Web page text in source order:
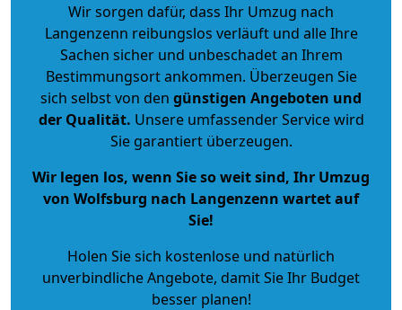
Wir sorgen dafür, dass Ihr Umzug nach
Langenzenn reibungslos verläuft und alle Ihre
Sachen sicher und unbeschadet an Ihrem
Bestimmungsort ankommen. Überzeugen Sie
sich selbst von den günstigen Angeboten und
der Qualität. Unsere umfassender Service wird
Sie garantiert überzeugen.
Wir legen los, wenn Sie so weit sind, Ihr Umzug
von Wolfsburg nach Langenzenn wartet auf
Sie!
Holen Sie sich kostenlose und natürlich
unverbindliche Angebote, damit Sie Ihr Budget
besser planen!